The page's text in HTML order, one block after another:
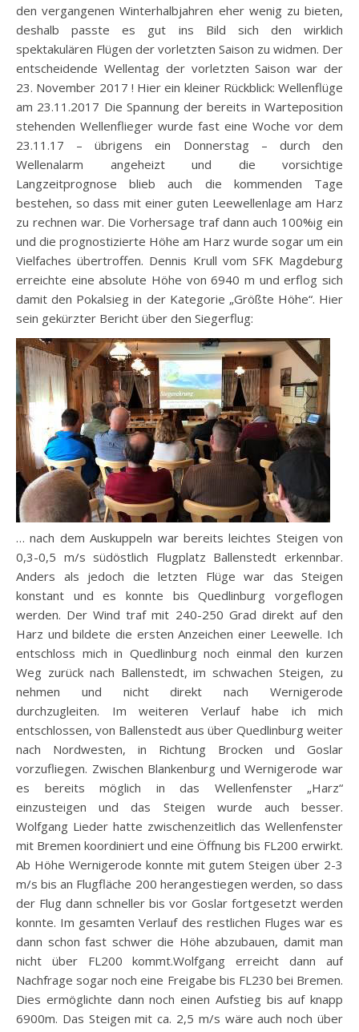
den vergangenen Winterhalbjahren eher wenig zu bieten,
deshalb passte es gut ins Bild sich den wirklich
spektakulären Flügen der vorletzten Saison zu widmen. Der
entscheidende Wellentag der vorletzten Saison war der
23. November 2017 ! Hier ein kleiner Rückblick: Wellenflüge
am 23.11.2017 Die Spannung der bereits in Warteposition
stehenden Wellenflieger wurde fast eine Woche vor dem
23.11.17 – übrigens ein Donnerstag – durch den
Wellenalarm angeheizt und die vorsichtige
Langzeitprognose blieb auch die kommenden Tage
bestehen, so dass mit einer guten Leewellenlage am Harz
zu rechnen war. Die Vorhersage traf dann auch 100%ig ein
und die prognostizierte Höhe am Harz wurde sogar um ein
Vielfaches übertroffen. Dennis Krull vom SFK Magdeburg
erreichte eine absolute Höhe von 6940 m und erflog sich
damit den Pokalsieg in der Kategorie „Größte Höhe“. Hier
sein gekürzter Bericht über den Siegerflug:
… nach dem Auskuppeln war bereits leichtes Steigen von
0,3-0,5 m/s südöstlich Flugplatz Ballenstedt erkennbar.
Anders als jedoch die letzten Flüge war das Steigen
konstant und es konnte bis Quedlinburg vorgeflogen
werden. Der Wind traf mit 240-250 Grad direkt auf den
Harz und bildete die ersten Anzeichen einer Leewelle. Ich
entschloss mich in Quedlinburg noch einmal den kurzen
Weg zurück nach Ballenstedt, im schwachen Steigen, zu
nehmen und nicht direkt nach Wernigerode
durchzugleiten. Im weiteren Verlauf habe ich mich
entschlossen, von Ballenstedt aus über Quedlinburg weiter
nach Nordwesten, in Richtung Brocken und Goslar
vorzufliegen. Zwischen Blankenburg und Wernigerode war
es bereits möglich in das Wellenfenster „Harz“
einzusteigen und das Steigen wurde auch besser.
Wolfgang Lieder hatte zwischenzeitlich das Wellenfenster
mit Bremen koordiniert und eine Öffnung bis FL200 erwirkt.
Ab Höhe Wernigerode konnte mit gutem Steigen über 2-3
m/s bis an Flugfläche 200 herangestiegen werden, so dass
der Flug dann schneller bis vor Goslar fortgesetzt werden
konnte. Im gesamten Verlauf des restlichen Fluges war es
dann schon fast schwer die Höhe abzubauen, damit man
nicht über FL200 kommt.Wolfgang erreicht dann auf
Nachfrage sogar noch eine Freigabe bis FL230 bei Bremen.
Dies ermöglichte dann noch einen Aufstieg bis auf knapp
6900m. Das Steigen mit ca. 2,5 m/s wäre auch noch über